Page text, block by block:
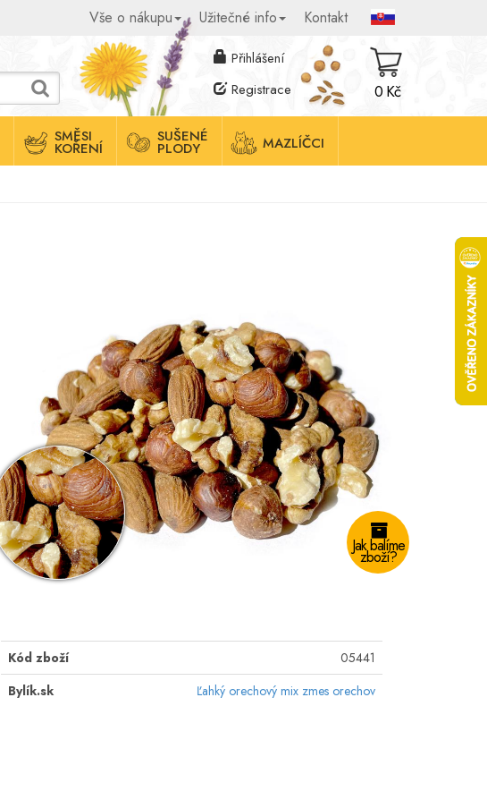
Vše o nákupu Užitečné info Kontakt
Přihlášení
Registrace
0 Kč
SMĚSI
KOŘENÍ
SUŠENÉ
PLODY MAZLÍČCI
Jak balíme
zboží?
Kód zboží
05441
Bylík.sk
Ľahký orechový mix zmes orechov